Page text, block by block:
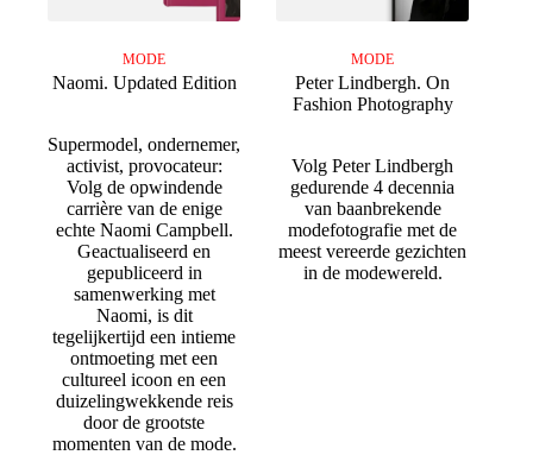
MODE
Naomi. Updated Edition
Supermodel, ondernemer,
activist, provocateur:
Volg de opwindende
carrière van de enige
echte Naomi Campbell.
Geactualiseerd en
gepubliceerd in
samenwerking met
Naomi, is dit
tegelijkertijd een intieme
ontmoeting met een
cultureel icoon en een
duizelingwekkende reis
door de grootste
momenten van de mode.
MODE
Peter Lindbergh. On
Fashion Photography
Volg Peter Lindbergh
gedurende 4 decennia
van baanbrekende
modefotografie met de
meest vereerde gezichten
in de modewereld.